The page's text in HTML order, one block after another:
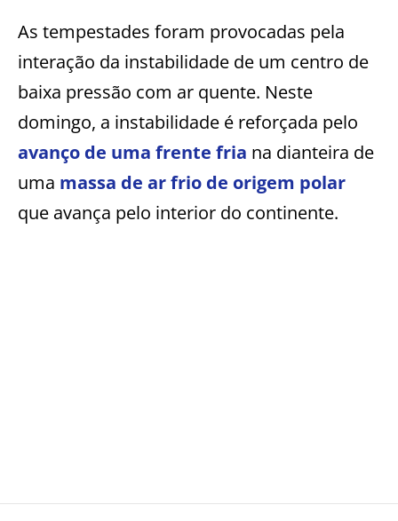
As tempestades foram provocadas pela
interação da instabilidade de um centro de
baixa pressão com ar quente. Neste
domingo, a instabilidade é reforçada pelo
avanço de uma frente fria na dianteira de
uma massa de ar frio de origem polar
que avança pelo interior do continente.